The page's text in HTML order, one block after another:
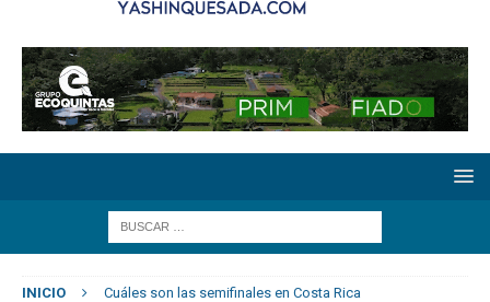
INICIO Cuáles son las semifinales en Costa Rica